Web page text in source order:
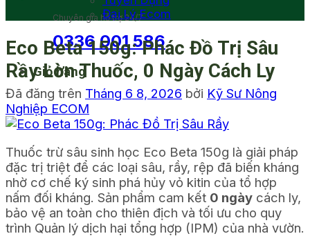
Chuyên gia hỗ trợ 24/7
0336 001 586
Giỏ hàng
Đại Lý Ecom
Eco Beta 150g: Phác Đồ Trị Sâu
Rầy Lờn Thuốc, 0 Ngày Cách Ly
Đã đăng trên Tháng 6 8, 2026 bởi Kỹ Sư Nông
Nghiệp ECOM
Thuốc trừ sâu sinh học Eco Beta 150g là giải pháp
đặc trị triệt để các loại sâu, rầy, rệp đã biến kháng
nhờ cơ chế ký sinh phá hủy vỏ kitin của tổ hợp
nấm đối kháng. Sản phẩm cam kết 0 ngày cách ly,
bảo vệ an toàn cho thiên địch và tối ưu cho quy
trình Quản lý dịch hại tổng hợp (IPM) của nhà vườn.